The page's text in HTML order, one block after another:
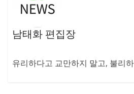
남태화 편집장
유리하다고 교만하지 말고, 불리